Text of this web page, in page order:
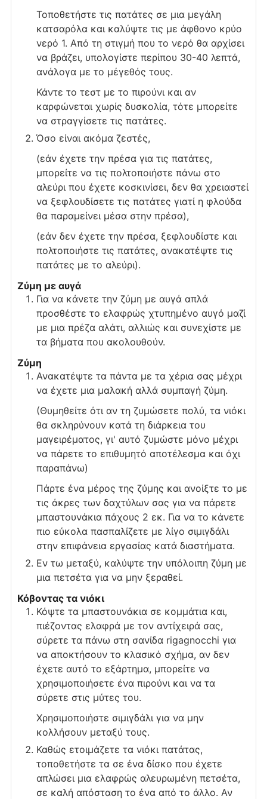
Τοποθετήστε τις πατάτες σε μια μεγάλη
κατσαρόλα και καλύψτε τις με άφθονο κρύο
νερό 1. Από τη στιγμή που το νερό θα αρχίσει
να βράζει, υπολογίστε περίπου 30-40 λεπτά,
ανάλογα με το μέγεθός τους.
Κάντε το τεστ με το πιρούνι και αν
καρφώνεται χωρίς δυσκολία, τότε μπορείτε
να στραγγίσετε τις πατάτες.
Όσο είναι ακόμα ζεστές,
(εάν έχετε την πρέσα για τις πατάτες,
μπορείτε να τις πολτοποιήστε πάνω στο
αλεύρι που έχετε κοσκινίσει, δεν θα χρειαστεί
να ξεφλουδίσετε τις πατάτες γιατί η φλούδα
θα παραμείνει μέσα στην πρέσα),
(εάν δεν έχετε την πρέσα, ξεφλουδίστε και
πολτοποιήστε τις πατάτες, ανακατέψτε τις
πατάτες με το αλεύρι).
Ζύμη με αυγά
Για να κάνετε την ζύμη με αυγά απλά
προσθέστε το ελαφρώς χτυπημένο αυγό μαζί
με μια πρέζα αλάτι, αλλιώς και συνεχίστε με
τα βήματα που ακολουθούν.
Ζύμη
Ανακατέψτε τα πάντα με τα χέρια σας μέχρι
να έχετε μια μαλακή αλλά συμπαγή ζύμη.
(Θυμηθείτε ότι αν τη ζυμώσετε πολύ, τα νιόκι
θα σκληρύνουν κατά τη διάρκεια του
μαγειρέματος, γι' αυτό ζυμώστε μόνο μέχρι
να πάρετε το επιθυμητό αποτέλεσμα και όχι
παραπάνω)
Πάρτε ένα μέρος της ζύμης και ανοίξτε το με
τις άκρες των δαχτύλων σας για να πάρετε
μπαστουνάκια πάχους 2 εκ. Για να το κάνετε
πιο εύκολα πασπαλίζετε με λίγο σιμιγδάλι
στην επιφάνεια εργασίας κατά διαστήματα.
Εν τω μεταξύ, καλύψτε την υπόλοιπη ζύμη με
μια πετσέτα για να μην ξεραθεί.
Κόβοντας τα νιόκι
Κόψτε τα μπαστουνάκια σε κομμάτια και,
πιέζοντας ελαφρά με τον αντίχειρά σας,
σύρετε τα πάνω στη σανίδα rigagnocchi για
να αποκτήσουν το κλασικό σχήμα, αν δεν
έχετε αυτό το εξάρτημα, μπορείτε να
χρησιμοποιήσετε ένα πιρούνι και να τα
σύρετε στις μύτες του.
Χρησιμοποιήστε σιμιγδάλι για να μην
κολλήσουν μεταξύ τους.
Καθώς ετοιμάζετε τα νιόκι πατάτας,
τοποθετήστε τα σε ένα δίσκο που έχετε
απλώσει μια ελαφρώς αλευρωμένη πετσέτα,
σε καλή απόσταση το ένα από το άλλο. Αν